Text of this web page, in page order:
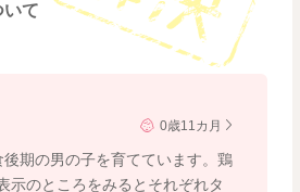
て
0歳11カ月
期の男の子を育てています。鶏
示のところをみるとそれぞれタ